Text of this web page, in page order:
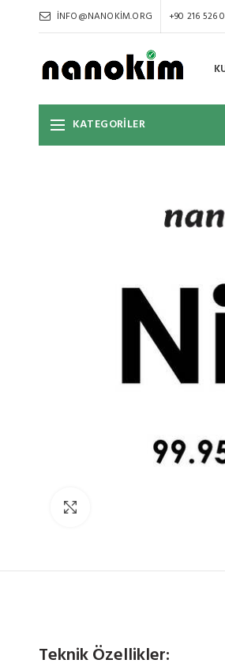
INFO@NANOKIM.ORG +90 216 526
KATEGORİLER
Teknik Özellikler: